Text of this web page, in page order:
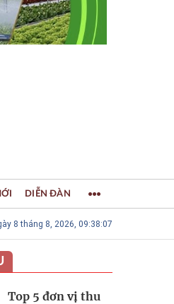
tạo Thế giới LÀNG NGHỀ
8 tháng 8, 2026, 09:38:09
DIỄN ĐÀN
Top 5 đơn vị thu